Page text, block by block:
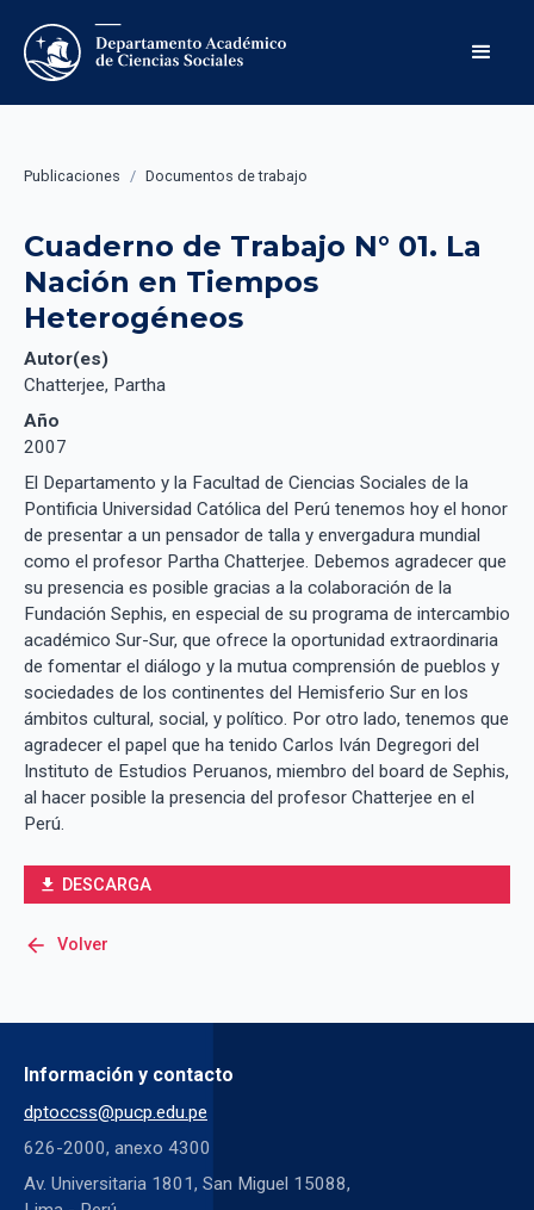
Publicaciones / Documentos de trabajo
Cuaderno de Trabajo N° 01. La
Nación en Tiempos
Heterogéneos
Autor(es)
Chatterjee, Partha
Año
2007
El Departamento y la Facultad de Ciencias Sociales de la
Pontificia Universidad Católica del Perú tenemos hoy el honor
de presentar a un pensador de talla y envergadura mundial
como el profesor Partha Chatterjee. Debemos agradecer que
su presencia es posible gracias a la colaboración de la
Fundación Sephis, en especial de su programa de intercambio
académico Sur-Sur, que ofrece la oportunidad extraordinaria
de fomentar el diálogo y la mutua comprensión de pueblos y
sociedades de los continentes del Hemisferio Sur en los
ámbitos cultural, social, y político. Por otro lado, tenemos que
agradecer el papel que ha tenido Carlos Iván Degregori del
Instituto de Estudios Peruanos, miembro del board de Sephis,
al hacer posible la presencia del profesor Chatterjee en el
Perú.
file_download DESCARGA
arrow_back Volver
Información y contacto
dptoccss@pucp.edu.pe
626-2000, anexo 4300
Av. Universitaria 1801, San Miguel 15088,